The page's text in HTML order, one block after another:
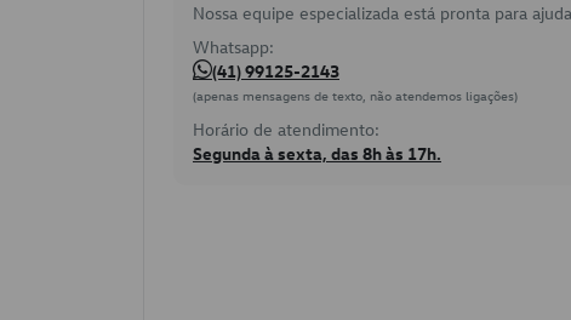
Nossa equipe especializada está pronta para
Whatsapp:
(41) 99125-2143
(apenas mensagens de texto, não atendemos ligações)
Horário de atendimento:
Segunda à sexta, das 8h às 17h.